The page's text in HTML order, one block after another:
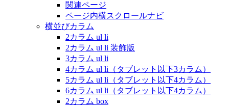
関連ページ
ページ内横スクロールナビ
横並びカラム
2カラム ul li
2カラム ul li 装飾版
3カラム ul li
4カラム ul li（タブレット以下3カラム）
5カラム ul li（タブレット以下4カラム）
6カラム ul li（タブレット以下4カラム）
2カラム box